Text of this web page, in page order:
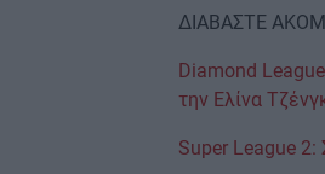
ΔΙΑΒΑΣΤΕ
Diamond
την Ελίνα
Super League